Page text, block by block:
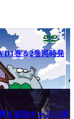
巻＆2巻同時発
＆追加キャスト決